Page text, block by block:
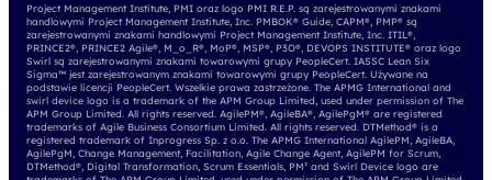
Project Management Institute, PMI oraz logo PMI R.E.P. są zarejestrowanymi znakami
handlowymi Project Management Institute, Inc. PMBOK® Guide, CAPM®, PMP® są
zarejestrowanymi znakami handlowymi Project Management Institute, Inc. ITIL®,
PRINCE2®, PRINCE2 Agile®, M_o_R®, MoP®, MSP®, P3O®, DEVOPS INSTITUTE® oraz logo
Swirl są zarejestrowanymi znakami towarowymi grupy PeopleCert. IASSC Lean Six
Sigma™ jest zarejestrowanym znakami towarowymi grupy PeopleCert. Używane na
podstawie licencji PeopleCert. Wszelkie prawa zastrzeżone. The APMG International and
swirl device logo is a trademark of the APM Group Limited, used under permission of The
APM Group Limited. All rights reserved. AgilePM®, AgileBA®, AgilePgM® are registered
trademarks of Agile Business Consortium Limited. All rights reserved. DTMethod® is a
registered trademark of Inprogress Sp. z o.o. The APMG International AgilePM, AgileBA,
AgilePgM, Change Management, Facilitation, Agile Change Agent, AgilePM for Scrum,
DTMethod®, Digital Transformation, Scrum Essentials, PM² and Swirl Device logo are